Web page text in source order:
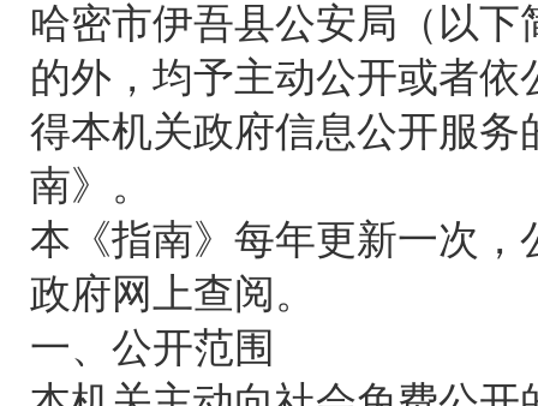
哈密市伊吾县公安局（以
的外，均予主动公开或者
得本机关政府信息公开服
南》。
本《指南》每年更新一次
政府网上查阅。
一、公开范围